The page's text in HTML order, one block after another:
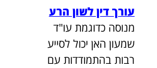
עורך דין לשון הרע
מנוסה כדוגמת עו"ד
שמעון האן יכול לסייע
רבות בהתמודדות עם